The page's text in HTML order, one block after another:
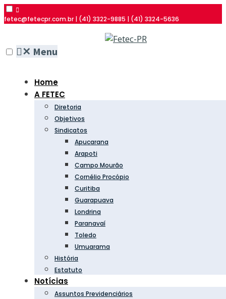
fetec@fetecpr.com.br | (41) 3322-9885 | (41) 3324-5636
✕ Menu
Home
A FETEC
Diretoria
Objetivos
Sindicatos
Apucarana
Arapoti
Campo Mourão
Cornélio Procópio
Curitiba
Guarapuava
Londrina
Paranavaí
Toledo
Umuarama
História
Estatuto
Notícias
Assuntos Previdenciários